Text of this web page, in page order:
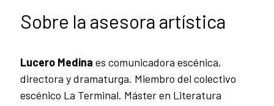
Sobre la asesora artística
Lucero Medina es comunicadora escénica,
directora y dramaturga. Miembro del colectivo
escénico La Terminal. Máster en Literatura